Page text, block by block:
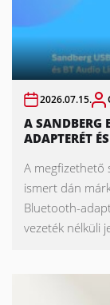
2026.07.15.
A SANDBERG
ADAPTERÉT
A megfizethető
ismert dán
Bluetooth-
vezeték nélküli